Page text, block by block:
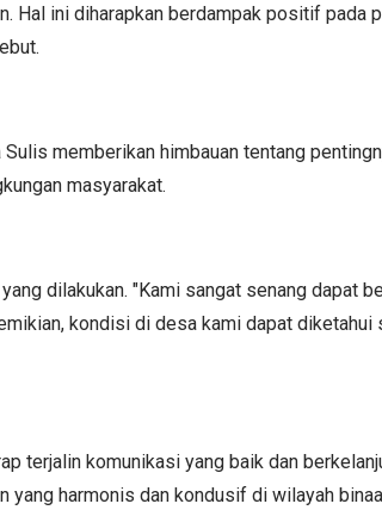
Hal ini diharapkan berdampak positif pada
memberikan himbauan tentang
masyarakat.
dilakukan. "Kami sangat senang dapat
kondisi di desa kami dapat diketahui
terjalin komunikasi yang baik dan
yang harmonis dan kondusif di wilayah